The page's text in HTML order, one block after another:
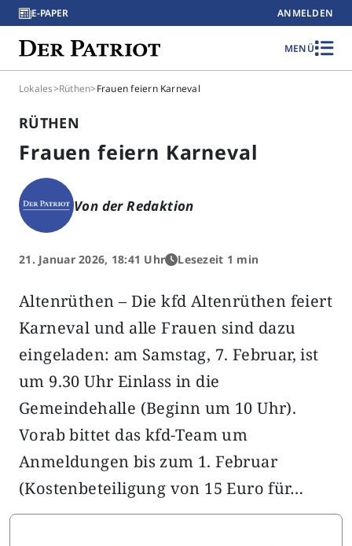
E-PAPER ANMELDEN
MENÜ
Lokales>Rüthen>Frauen feiern Karneval
RÜTHEN
Frauen feiern Karneval
Von der Redaktion
21. Januar 2026, 18:41 Uhr Lesezeit 1 min
Altenrüthen – Die kfd Altenrüthen feiert
Karneval und alle Frauen sind dazu
eingeladen: am Samstag, 7. Februar, ist
um 9.30 Uhr Einlass in die
Gemeindehalle (Beginn um 10 Uhr).
Vorab bittet das kfd-Team um
Anmeldungen bis zum 1. Februar
(Kostenbeteiligung von 15 Euro für…